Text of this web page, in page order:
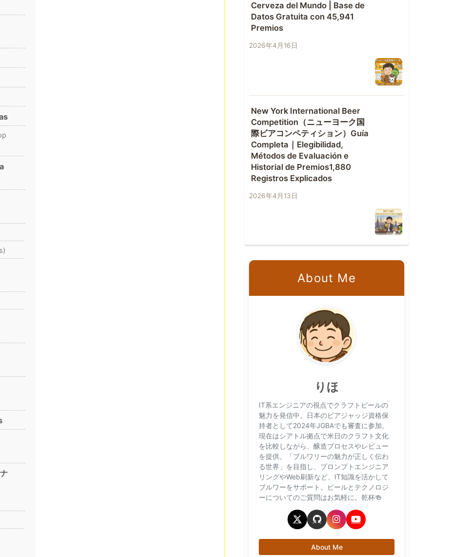
Cerveza del Mundo | Base de
Datos Gratuita con 45,941
Premios
2026年4月16日
New York International Beer
Competition（ニューヨーク国
際ビアコンペティション）Guía
Completa｜Elegibilidad,
Métodos de Evaluación e
Historial de Premios1,880
Registros Explicados
2026年4月13日
About Me
りほ
IT系エンジニアの視点でクラフトビールの
魅力を発信中。日本のビアジャッジ資格保
持者として2024年JGBAでも審査に参加。
現在はシアトル拠点で米日のクラフト文化
を比較しながら、醸造プロセスやレビュー
を提供。「ブルワリーの魅力が正しく伝わ
る世界」を目指し、プロンプトエンジニア
リングやWeb刷新など、IT知識を活かして
ブルワーをサポート。ビールとテクノロジ
ーについてのご質問はお気軽に。乾杯🍻
About Me